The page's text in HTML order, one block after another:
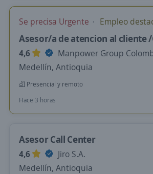
Se precisa Urgente Empleo
Asesor/a de atencion al cliente
4,6
Manpower Group
Medellín, Antioquia
Presencial y remoto
Hace 3 horas
Asesor Call Center
4,6
Jiro S.A.
Medellín, Antioquia